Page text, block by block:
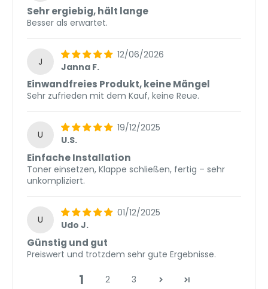
Sehr ergiebig, hält lange
Besser als erwartet.
J
12/06/2026
Janna F.
Einwandfreies Produkt, keine Mängel
Sehr zufrieden mit dem Kauf, keine Reue.
U
19/12/2025
U.S.
Einfache Installation
Toner einsetzen, Klappe schließen, fertig – sehr
unkompliziert.
U
01/12/2025
Udo J.
Günstig und gut
Preiswert und trotzdem sehr gute Ergebnisse.
1 2 3